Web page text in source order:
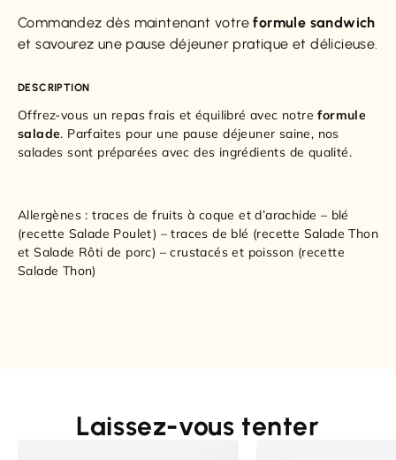
Commandez dès maintenant votreformule sandwich
et savourez une pause déjeuner pratique et délicieuse.
DESCRIPTION
Offrez-vous un repas frais et équilibré avec notreformule
salade. Parfaites pour une pause déjeuner saine, nos
salades sont préparées avec des ingrédients de qualité.
Allergènes : traces de fruits à coque et d’arachide – blé
(recette Salade Poulet) – traces de blé (recette Salade Thon
et Salade Rôti de porc) – crustacés et poisson (recette
Salade Thon)
Laissez-vous tenter